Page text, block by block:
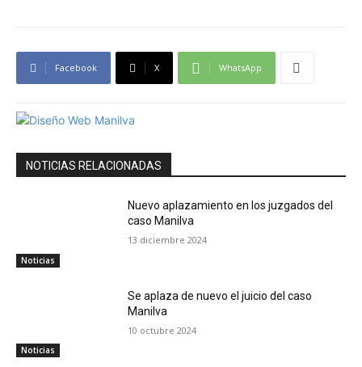
Facebook X WhatsApp
NOTICIAS RELACIONADAS
Noticias
Nuevo aplazamiento en los juzgados del
caso Manilva
13 diciembre 2024
Noticias
Se aplaza de nuevo el juicio del caso
Manilva
10 octubre 2024